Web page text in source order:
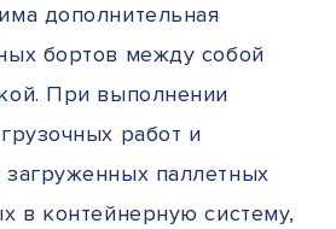
дополнительная
бортов между собой
При выполнении
работ и
загруженных паллетных
в контейнерную систему,